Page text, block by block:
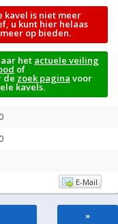
kavel is niet meer
u kunt hier helaas
op bieden.
het actuele veiling
of
de zoek pagina voor
kavels.
E-Mail
»